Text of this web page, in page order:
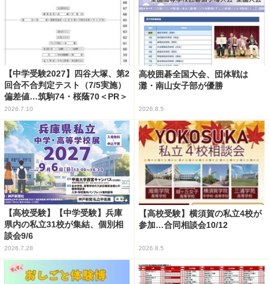
【中学受験2027】四谷大塚、第2
回合不合判定テスト（7/5実施）
偏差値…筑駒74・桜蔭70＜PR＞
2026.7.10
高校囲碁全国大会、団体戦は
灘・南山女子部が優勝
2026.8.5
【高校受験】【中学受験】兵庫
県内の私立31校が集結、個別相
談会9/6
2026.7.28
【高校受験】横須賀の私立4校が
参加…合同相談会10/12
2026.8.5